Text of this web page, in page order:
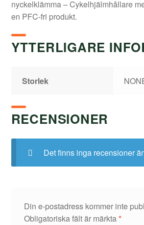
nyckelklämma – Cykelhjälmhållare
en PFC-fri produkt.
YTTERLIGARE
Storlek
RECENSIONER
Det finns inga recensioner
Din e-postadress kommer inte
Obligatoriska fält är märkta*